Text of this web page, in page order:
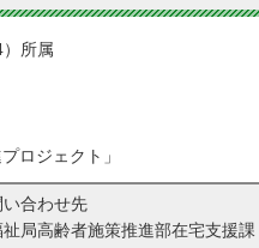
所属
ロジェクト」
い合わせ先
祉局高齢者施策推進部在宅支援課